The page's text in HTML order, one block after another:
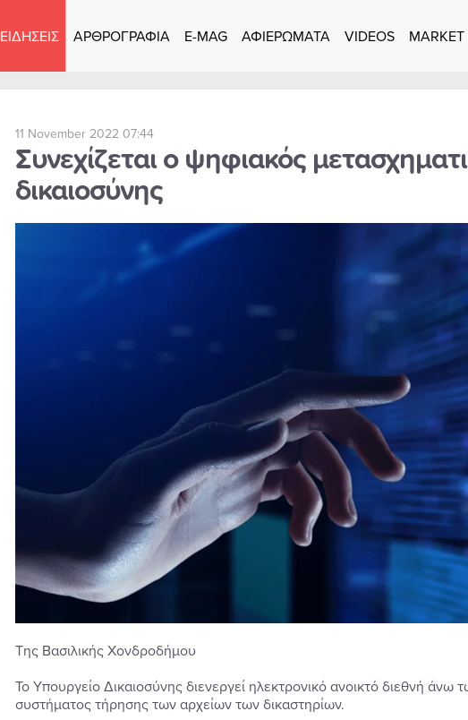
ΕΙΔΗΣΕΙΣ ΑΡΘΡΟΓΡΑΦΙΑ E-MAG ΑΦΙΕΡΩΜΑΤΑ VIDEOS MARKET
11 November 2022 07:44
Συνεχίζεται ο ψηφιακός
δικαιοσύνης
Της Βασιλικής Χονδροδήμου
Το Υπουργείο Δικαιοσύνης διενεργεί ηλεκτρονικό ανοικτό διεθνή
συστήματος τήρησης των αρχείων των δικαστηρίων.